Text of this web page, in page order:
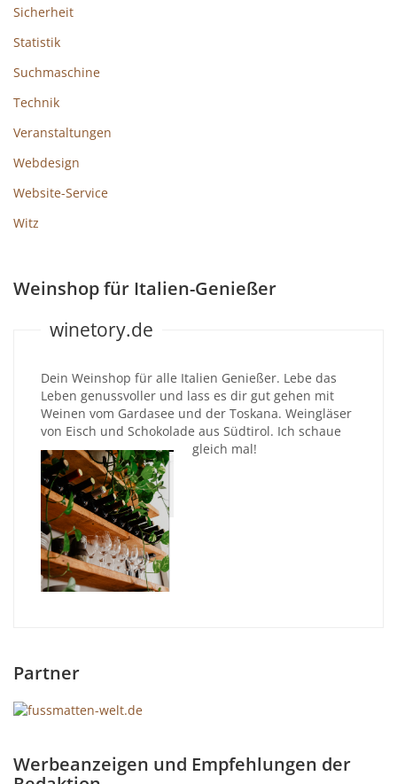
Sicherheit
Statistik
Suchmaschine
Technik
Veranstaltungen
Webdesign
Website-Service
Witz
Weinshop für Italien-Genießer
winetory.de
Dein Weinshop für alle Italien Genießer. Lebe das
Leben genussvoller und lass es dir gut gehen mit
Weinen vom Gardasee und der Toskana. Weingläser
von Eisch und Schokolade aus Südtirol. Ich schaue
gleich mal!
Partner
Werbeanzeigen und Empfehlungen der